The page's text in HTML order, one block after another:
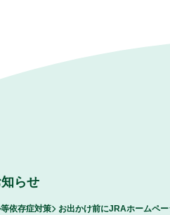
らせ
依存症対策
お出かけ前にJRAホームペ